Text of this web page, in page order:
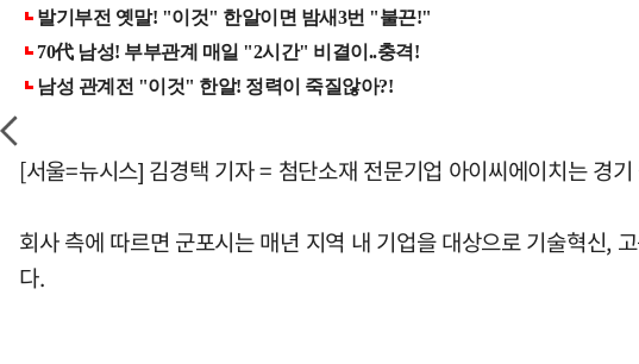
[서울=뉴시스] 김경택 기자 = 첨단소재 전문기업 아이씨에이치는 경
회사 측에 따르면 군포시는 매년 지역 내 기업을 대상으로 기술혁신,
다.